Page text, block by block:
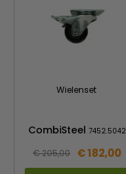
Wielenset
CombiSteel 7452.5042
€ 205,00 € 182,00